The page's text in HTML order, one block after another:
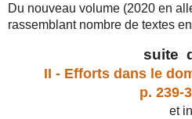
Du nouveau volume (2020 en
rassemblant nombre de textes
suite
II - Efforts dans le
p. 239-
et